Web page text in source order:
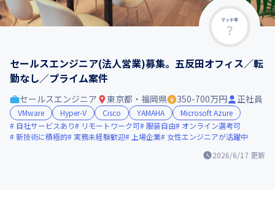
マッチ率
セールスエンジニア(法人営業)募集。五反田オフィス／転
勤なし／プライム案件
2026/6/17 更新
セールスエンジニア 東京都・福岡県 350-700万円 正社員
VMware Hyper-V Cisco YAMAHA
Microsoft Azure
自社サービスあり
リモートワーク可 服装自由
オンライン選考可
新技術に積極的
実務未経験歓迎 上場企業 女性エンジニアが活躍中